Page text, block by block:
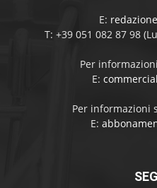
E:
T: +39 051 082 87 98
Per
E:
Per informazioni
E: